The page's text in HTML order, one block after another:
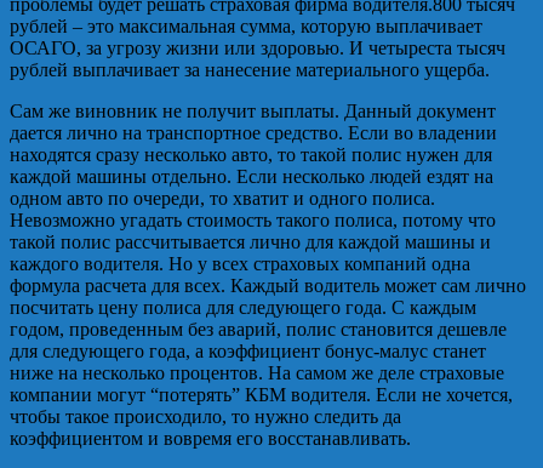
проблемы будет решать страховая фирма водителя.800 тысяч
рублей – это максимальная сумма, которую выплачивает
ОСАГО, за угрозу жизни или здоровью. И четыреста тысяч
рублей выплачивает за нанесение материального ущерба.
Сам же виновник не получит выплаты. Данный документ
дается лично на транспортное средство. Если во владении
находятся сразу несколько авто, то такой полис нужен для
каждой машины отдельно. Если несколько людей ездят на
одном авто по очереди, то хватит и одного полиса.
Невозможно угадать стоимость такого полиса, потому что
такой полис рассчитывается лично для каждой машины и
каждого водителя. Но у всех страховых компаний одна
формула расчета для всех. Каждый водитель может сам лично
посчитать цену полиса для следующего года. С каждым
годом, проведенным без аварий, полис становится дешевле
для следующего года, а коэффициент бонус-малус станет
ниже на несколько процентов. На самом же деле страховые
компании могут “потерять” КБМ водителя. Если не хочется,
чтобы такое происходило, то нужно следить да
коэффициентом и вовремя его восстанавливать.